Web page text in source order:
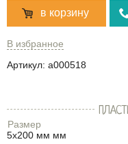
в корзину
В избранное
Артикул: a000518
Размер
5х200 мм мм